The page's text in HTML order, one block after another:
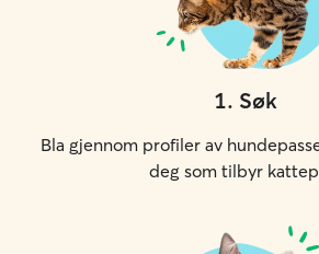
1. Søk
Bla gjennom profiler av
deg som tilbyr